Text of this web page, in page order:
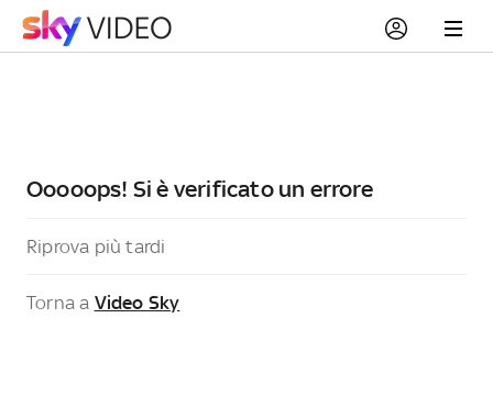
Ooooops! Si è verificato un errore
Riprova più tardi
Torna a Video Sky